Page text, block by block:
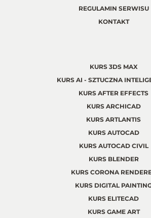
REGULAMIN SERWISU
KONTAKT
KURS 3DS MAX
KURS AI - SZTUCZNA
KURS AFTER EFFECTS
KURS ARCHICAD
KURS ARTLANTIS
KURS AUTOCAD
KURS AUTOCAD CIVIL
KURS BLENDER
KURS CORONA
KURS DIGITAL
KURS ELITECAD
KURS GAME ART